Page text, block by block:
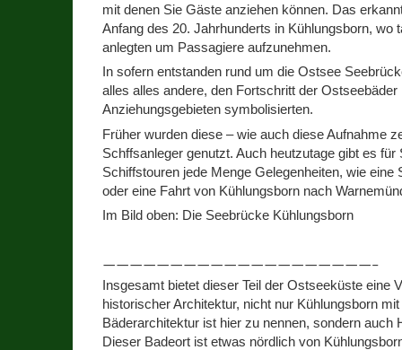
mit denen Sie Gäste anziehen können. Das
Anfang des 20. Jahrhunderts in Kühlungsborn, wo
anlegten um Passagiere aufzunehmen.
In sofern entstanden rund um die Ostsee
alles alles andere, den Fortschritt der
Anziehungsgebieten symbolisierten.
Früher wurden diese – wie auch diese Aufnahme
Schffsanleger genutzt. Auch heutzutage gibt es für
Schiffstouren jede Menge Gelegenheiten, wie eine
oder eine Fahrt von Kühlungsborn nach
Im Bild oben: Die Seebrücke Kühlungsborn
————————————————————–
Insgesamt bietet dieser Teil der Ostseeküste eine
historischer Architektur, nicht nur Kühlungsborn
Bäderarchitektur ist hier zu nennen, sondern auch
Dieser Badeort ist etwas nördlich von